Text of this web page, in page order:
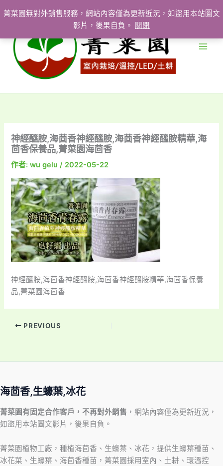
菁菜園無對外銷售服務，網站內容僅為更新近況，如盜用本站圖文
影片，後果自負。
關閉
至
要
神經醯胺,海茴香神經醯胺,海茴香神經醯胺精華,海
茴香保養品,菁菜園海茴香
作者:wu gelu/ 2022-05-22
神經醯胺,海茴香神經醯胺,海茴香神經醯胺精華,海茴香保養
品,菁菜園海茴香
PREVIOUS
海茴香,生蠔葉,冰花
菁菜園有固定合作客戶，不再對外銷售 ，網站內容僅為更新近況，
如盜用本站圖文影片，後果自負。
菁菜園植物工廠，種植海茴香、生蠔葉、冰花，提供生蠔葉種苗、
冰花菜、生蠔葉、海茴香種苗，菁菜園採用室內、土耕、環溫控